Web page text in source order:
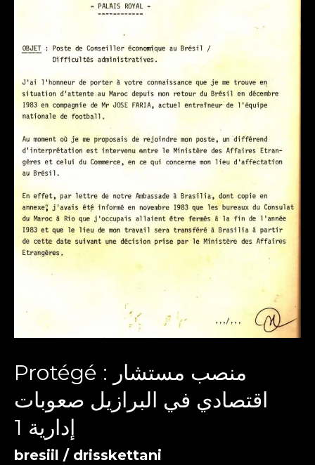
صعوبات
Protégé : منصب مستشار
اقتصادي في البرازيل صعوبات
إدارية 1
bresiil / drisskettani